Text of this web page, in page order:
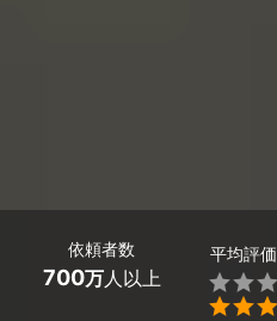
依頼者数
700万人以上
平均評価